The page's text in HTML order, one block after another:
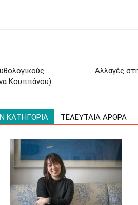
Κουππάνου)
Αλλαγές
ΚΑΤΗΓΟΡΙΑ ΤΕΛΕΥΤΑΙΑ ΑΡΘΡΑ